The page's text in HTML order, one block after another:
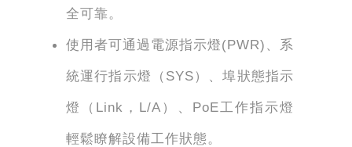
全可靠。
使用者可通過電源指示燈(PWR)、系
統運行指示燈（SYS）、埠狀態指示
燈（Link，L/A）、PoE工作指示燈
輕鬆瞭解設備工作狀態。